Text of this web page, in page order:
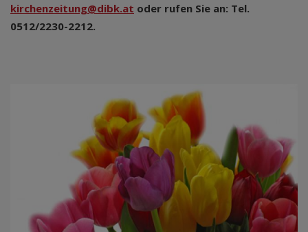
kirchenzeitung@dibk.at oder rufen Sie an: Tel.
0512/2230-2212.